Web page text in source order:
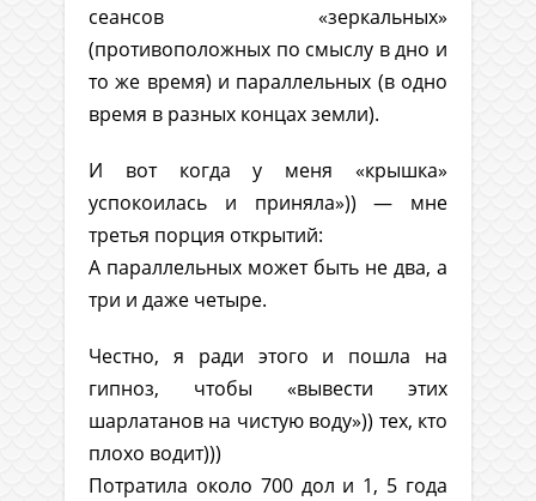
сеансов «зеркальных»
(противоположных по смыслу в дно и
то же время) и параллельных (в одно
время в разных концах земли).
И вот когда у меня «крышка»
успокоилась и приняла»)) — мне
третья порция открытий:
А параллельных может быть не два, а
три и даже четыре.
Честно, я ради этого и пошла на
гипноз, чтобы «вывести этих
шарлатанов на чистую воду»)) тех, кто
плохо водит)))
Потратила около 700 дол и 1, 5 года